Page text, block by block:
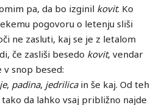
pa, da bo izginil kovit. Ko
pogovoru o letenju sliši
ne zasluti, kaj se je z letalom
če zasliši besedo kovit, vendar
snop besed:
, padina, jedrilicain še kaj. Od teh
da lahko vsaj približno najde